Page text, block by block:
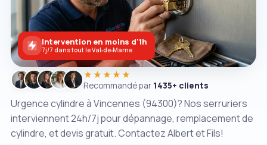
Urgence cylindre à Vincennes (94300)? Nos serruriers
interviennent 24h/7j pour dépannage, remplacement de
cylindre, et devis gratuit. Contactez Albert et Fils!
★★★★★
Recommandé par 1435+ clients
Intervention en moins d'1h
7j/7 dans tout le Val‑de‑Marne